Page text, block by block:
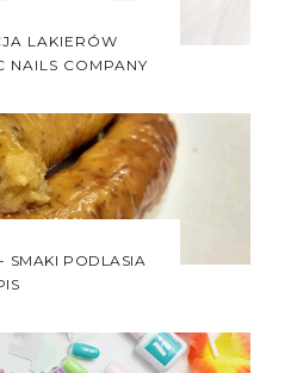
LAKIERÓW
NAILS COMPANY
SMAKI PODLASIA